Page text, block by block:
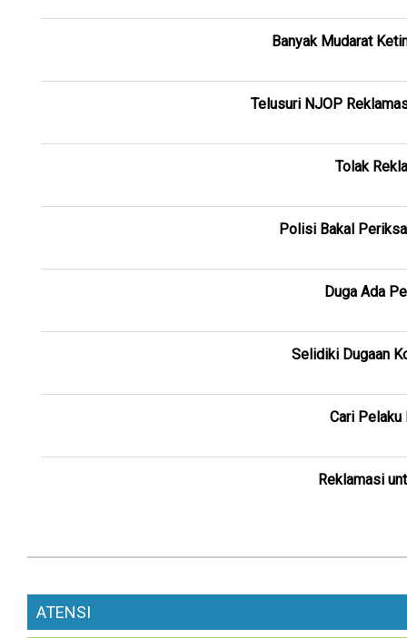
Banyak Mudarat
Telusuri NJOP
Tolak
Polisi Bakal
Duga Ada
Selidiki Dugaan
Cari
Reklamasi
ATENSI